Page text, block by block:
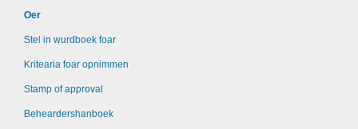
Oer
Stel in wurdboek foar
Kritearia foar opnimmen
Stamp of approval
Beheardershanboek